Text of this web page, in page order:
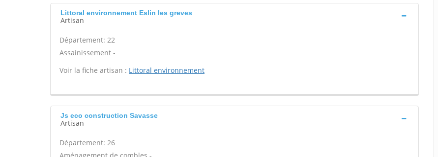
Littoral environnement Eslin les greves
Artisan
Département: 22
Assainissement -
Voir la fiche artisan : Littoral environnement
Js eco construction Savasse
Artisan
Département: 26